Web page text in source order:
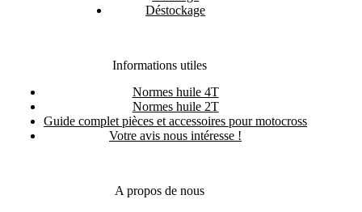
Déstockage
Informations utiles
Normes huile 4T
Normes huile 2T
Guide complet pièces et accessoires pour motocross
Votre avis nous intéresse !
A propos de nous